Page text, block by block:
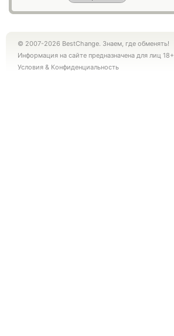
© 2007-2026 BestChange. Знаем, где обменять!
Информация на сайте предназначена для лиц 18+
Условия & Конфиденциальность